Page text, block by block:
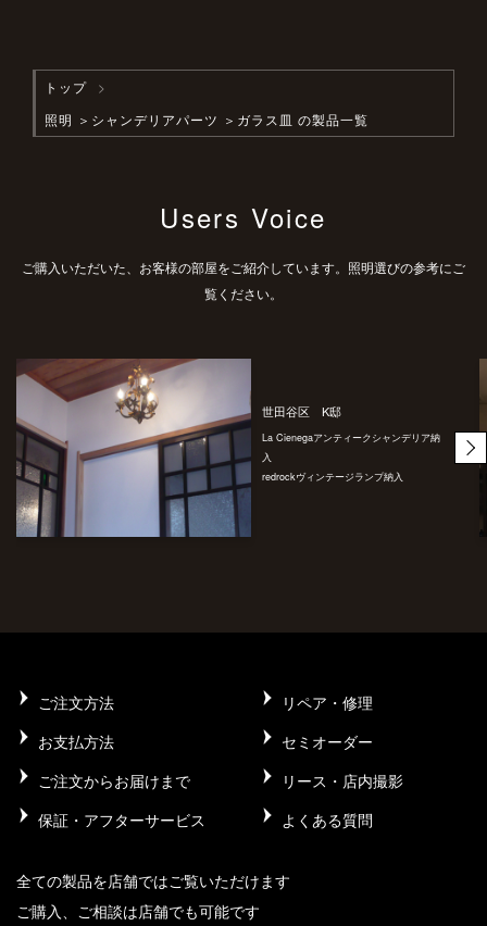
トップ
照明 ＞ シャンデリアパーツ ＞ガラス皿 の製品一覧
Users Voice
ご購入いただいた、お客様の部屋をご紹介しています。照明選びの参考にご
覧ください。
世田谷区 K邸
La Cienegaアンティークシャンデリア納
入
redrockヴィンテージランプ納入
ご注文方法
リペア・修理
お支払方法
セミオーダー
ご注文からお届けまで
リース・店内撮影
保証・アフターサービス
よくある質問
全ての製品を店舗ではご覧いただけます
ご購入、ご相談は店舗でも可能です